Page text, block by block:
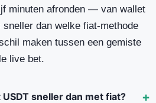
minuten afronden — van wallet
dan welke fiat-methode
maken tussen een gemiste
live bet.
sneller dan met fiat?